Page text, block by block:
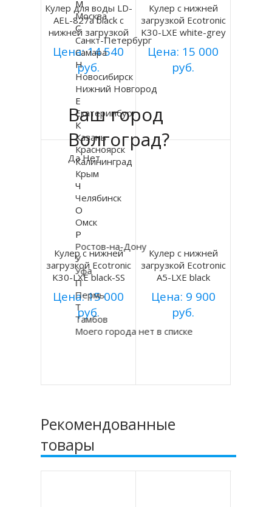
Кулер для воды LD-
AEL-827a black с
нижней загрузкой
Цена: 14 540
руб.
Купить
Подробнее
Кулер с нижней
загрузкой Ecotronic
K30-LXE white-grey
Цена: 15 000
руб.
Подробнее
Кулер с нижней
загрузкой Ecotronic
K30-LXE black-SS
Цена: 15 000
руб.
Купить
Кулер с нижней
загрузкой Ecotronic
A5-LXE black
Цена: 9 900
руб.
Купить
Рекомендованные
товары
Ваш город
Волгоград?
Да Нет
М
Москва
С
Санкт-Петербург
Самара
Н
Новосибирск
Нижний Новгород
Е
Екатеринбург
К
Казань
Красноярск
Калининград
Крым
Ч
Челябинск
О
Омск
Р
Ростов-на-Дону
У
Уфа
П
Пермь
Т
Тамбов
Моего города нет в списке